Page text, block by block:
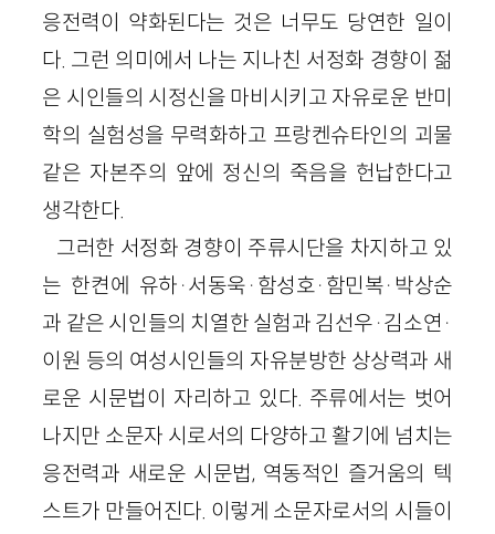
응전력이 약화된다는 것은 너무도 당연한 일이
다. 그런 의미에서 나는 지나친 서정화 경향이 젊
은 시인들의 시정신을 마비시키고 자유로운 반미
학의 실험성을 무력화하고 프랑켄슈타인의 괴물
같은 자본주의 앞에 정신의 죽음을 헌납한다고
생각한다.
그러한 서정화 경향이 주류시단을 차지하고 있
는 한켠에 유하·서동욱·함성호·함민복·박상순
과 같은 시인들의 치열한 실험과 김선우·김소연·
이원 등의 여성시인들의 자유분방한 상상력과 새
로운 시문법이 자리하고 있다. 주류에서는 벗어
나지만 소문자 시로서의 다양하고 활기에 넘치는
응전력과 새로운 시문법, 역동적인 즐거움의 텍
스트가 만들어진다. 이렇게 소문자로서의 시들이